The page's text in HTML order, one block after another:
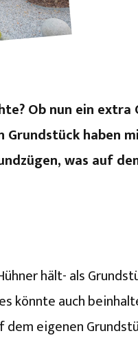
Ob nun ein
Grundstück haben
was auf
hält- als
könnte auch
eigenen